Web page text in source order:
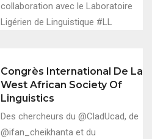
collaboration avec le Laboratoire
Ligérien de Linguistique #LL
Congrès International De La
West African Society Of
Linguistics
Des chercheurs du @CladUcad, de
@ifan_cheikhanta et du